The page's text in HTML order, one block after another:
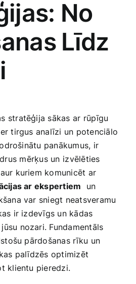
No
⁣Līdz
stratēģija sākas⁢ ar rūpīgu
tirgus​ analīzi un potenciālo
panākumus, ir
mērķus un⁢ izvēlēties⁣
kuriem ​komunicēt ar
ar ekspertiem ⁤ un
var sniegt neatsveramu
ir izdevīgs un kādas
nozari. Fundamentāls
pārdošanas ⁤rīku un
palīdzēs optimizēt
klientu ‌pieredzi.